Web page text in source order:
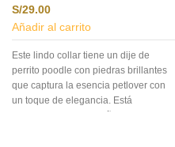
S/29.00
Añadir al carrito
Este lindo collar tiene un dije de
perrito poodle con piedras brillantes
que captura la esencia petlover con
un toque de elegancia. Está